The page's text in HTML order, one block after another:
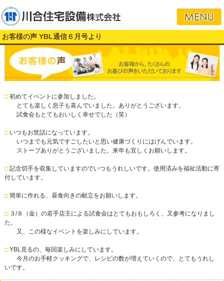
お客様の声 YBL通信６月号より
□初めてイベントに参加しました。
とても楽しく息子も喜んでいました。ありがとうございます。
試食会もとてもおいしく幸せでした（笑）
□いつもお世話になっています。
いつまでも元気ですごしたいと思い健康づくりにはげんでいます。
ストーブありがとうございました。来年も宜しくお願いします。
□記念切手を収集していますのでいつもうれしいです。使用済みを福祉活動に寄
付しています。
□簡単に作れる、昼食向きの献立をお願いします。
□３/８（金）の若手店主による試食会はとてもおもしろく、又参考になりまし
た。
又、この様なイベントを楽しみにしています。
□YBL見るの、毎回楽しみにしています。
今月のお手軽クッキングで、レシピの数が増えていくので、とてもうれし
いです。